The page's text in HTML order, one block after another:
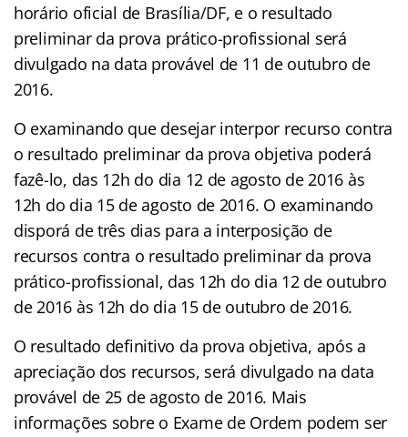
horário oficial de Brasília/DF, e o resultado
preliminar da prova prático-profissional será
divulgado na data provável de 11 de outubro de
2016.
O examinando que desejar interpor recurso contra
o resultado preliminar da prova objetiva poderá
fazê-lo, das 12h do dia 12 de agosto de 2016 às
12h do dia 15 de agosto de 2016. O examinando
disporá de três dias para a interposição de
recursos contra o resultado preliminar da prova
prático-profissional, das 12h do dia 12 de outubro
de 2016 às 12h do dia 15 de outubro de 2016.
O resultado definitivo da prova objetiva, após a
apreciação dos recursos, será divulgado na data
provável de 25 de agosto de 2016. Mais
informações sobre o Exame de Ordem podem ser